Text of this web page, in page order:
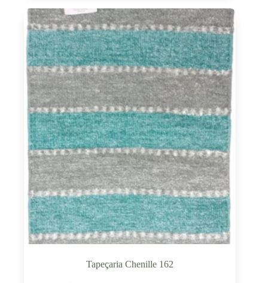
Tapeçaria Chenille 162